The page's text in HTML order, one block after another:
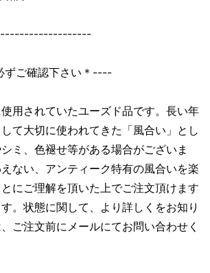
ずご確認下さい＊----
用されていたユーズド品です。長い年
て大切に使われてきた「風合い」とし
ミ、色褪せ等がある場合がございま
ない、アンティーク特有の風合いを楽
にご理解を頂いた上でご注文頂けます
。状態に関して、より詳しくをお知り
ご注文前にメールにてお問い合わせく